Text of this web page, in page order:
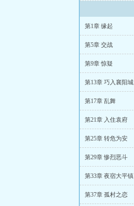
第1章 缘起
第5章 交战
第9章 惊疑
第13章 巧入襄阳城
第17章 乱舞
第21章 入住袁府
第25章 转危为安
第29章 惨烈恶斗
第33章 夜宿大平镇
第37章 孤村之恋